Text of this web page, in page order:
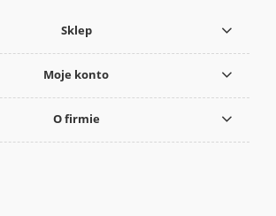
Sklep
Moje konto
O firmie